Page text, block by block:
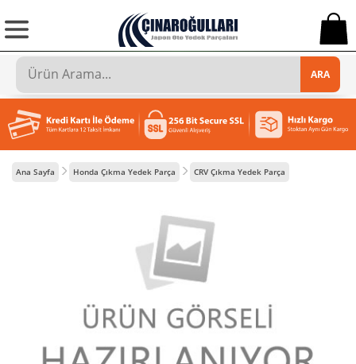
0
ARA
Ana Sayfa Honda Çıkma Yedek Parça CRV Çıkma Yedek Parça